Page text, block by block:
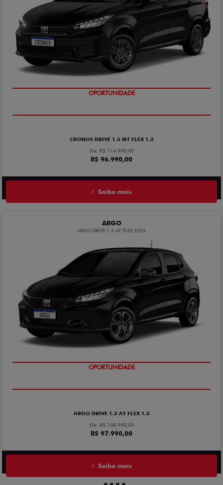
OPORTUNIDADE
CRONOS DRIVE 1.3 MT FLEX 1.3
De: R$ 114.990,00
R$ 96.990,00
Saiba mais
ARGO
ARGO DRIVE 1.3 AT FLEX 2026
OPORTUNIDADE
ARGO DRIVE 1.3 AT FLEX 1.3
De: R$ 108.990,00
R$ 97.990,00
Saiba mais